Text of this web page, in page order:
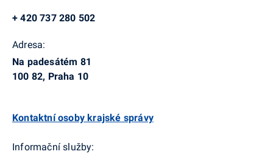
+ 420 737 280 502
Adresa:
Na padesátém 81
100 82, Praha 10
Kontaktní osoby krajské správy
Informační služby: